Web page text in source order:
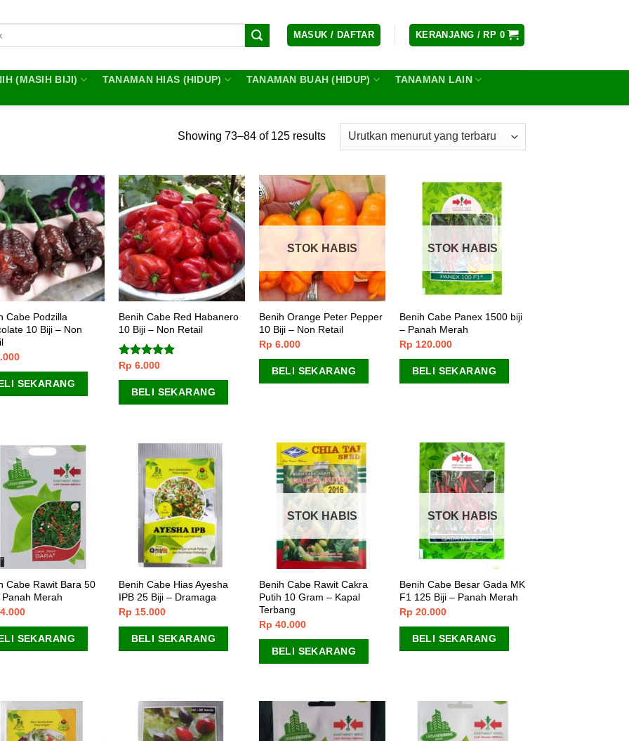
MASUK / DAFTAR KERANJANG / RP 0
(MASIH BIJI) TANAMAN HIAS (HIDUP) TANAMAN BUAH (HIDUP)
TANAMAN LAIN
Showing 73–84 of 125 results
Cabe Podzilla
10 Biji – Non
SEKARANG
Benih Cabe Red Habanero
10 Biji – Non Retail
Dinilai5.00
dari 5
Rp 6.000
BELI SEKARANG
STOK HABIS
Benih Orange Peter Pepper
10 Biji – Non Retail
Rp 6.000
BELI SEKARANG
STOK HABIS
Benih Cabe Panex 1500 biji
– Panah Merah
Rp 120.000
BELI SEKARANG
Cabe Rawit Bara 50
Panah Merah
SEKARANG
Benih Cabe Hias Ayesha
IPB 25 Biji – Dramaga
Rp 15.000
BELI SEKARANG
STOK HABIS
Benih Cabe Rawit Cakra
Putih 10 Gram – Kapal
Terbang
Rp 40.000
BELI SEKARANG
STOK HABIS
Benih Cabe Besar Gada MK
F1 125 Biji – Panah Merah
Rp 20.000
BELI SEKARANG